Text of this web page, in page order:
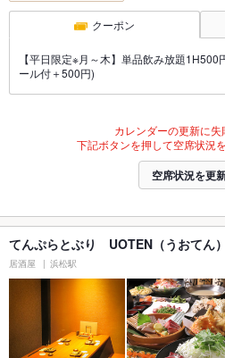
クーポン
【平日限定※月～木】単品飲み放題
ール付＋500円)
カレンダーの更新に失
下記ボタンを押して空席状況
空席状況を更
てんぷらとぶり UOTEN（うおてん）
居酒屋 浜松駅